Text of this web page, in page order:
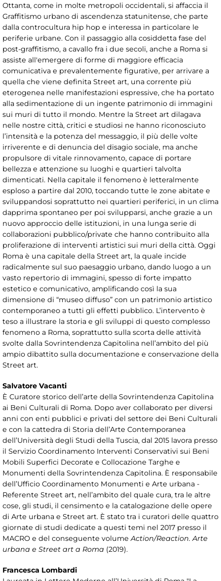
Ottanta, come in molte metropoli occidentali, si affaccia il
Graffitismo urbano di ascendenza statunitense, che parte
dalla controcultura hip hop e interessa in particolare le
periferie urbane. Con il passaggio alla cosiddetta fase del
post-graffitismo, a cavallo fra i due secoli, anche a Roma si
assiste all'emergere di forme di maggiore efficacia
comunicativa e prevalentemente figurative, per arrivare a
quella che viene definita Street art, una corrente più
eterogenea nelle manifestazioni espressive, che ha portato
alla sedimentazione di un ingente patrimonio di immagini
sui muri di tutto il mondo. Mentre la Street art dilagava
nelle nostre città, critici e studiosi ne hanno riconosciuto
l’intensità e la potenza del messaggio, il più delle volte
irriverente e di denuncia del disagio sociale, ma anche
propulsore di vitale rinnovamento, capace di portare
bellezza e attenzione su luoghi e quartieri talvolta
dimenticati. Nella capitale il fenomeno è letteralmente
esploso a partire dal 2010, toccando tutte le zone abitate e
sviluppandosi soprattutto nei quartieri periferici, in un clima
dapprima spontaneo per poi svilupparsi, anche grazie a un
nuovo approccio delle istituzioni, in una lunga serie di
collaborazioni pubblico/private che hanno contribuito alla
proliferazione di interventi artistici sui muri della città. Oggi
Roma è una capitale della Street art, la quale incide
radicalmente sul suo paesaggio urbano, dando luogo a un
vasto repertorio di immagini, spesso di forte impatto
estetico e comunicativo, amplificando così la sua
dimensione di “museo diffuso” con un patrimonio artistico
contemporaneo a tutti gli effetti pubblico. L’intervento è
teso a illustrare la storia e gli sviluppi di questo complesso
fenomeno a Roma, soprattutto sulla scorta delle attività
svolte dalla Sovrintendenza Capitolina nell’ambito del più
ampio dibattito sulla documentazione e conservazione della
Street art.
Salvatore Vacanti
È Curatore storico dell’arte della Sovrintendenza Capitolina
ai Beni Culturali di Roma. Dopo aver collaborato per diversi
anni con enti pubblici e privati del settore dei Beni Culturali
e con la cattedra di Storia dell’Arte Contemporanea
dell’Università degli Studi della Tuscia, dal 2015 lavora presso
il Servizio Coordinamento Interventi Conservativi sui Beni
Mobili Superfici Decorate e Collocazione Targhe e
Monumenti della Sovrintendenza Capitolina. È responsabile
dell’Ufficio Coordinamento Monumenti e Arte urbana -
Referente Street art, nell’ambito del quale cura, tra le altre
cose, gli studi, il censimento e la catalogazione delle opere
di Arte urbana e Street art. È stato tra i curatori delle quattro
giornate di studi dedicate a questi temi nel 2017 presso il
MACRO e del conseguente volumeAction/Reaction. Arte
urbana e Street art a Roma (2019).
Francesca Lombardi